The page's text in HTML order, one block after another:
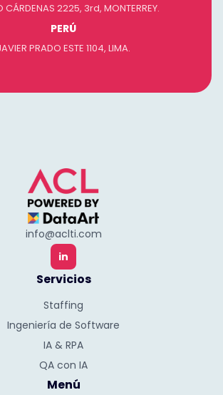
CÁRDENAS 2225, 3rd, MONTERREY.
PERÚ
PRADO ESTE 1104, LIMA.
info@aclti.com
in
Servicios
Staffing
Ingeniería de Software
IA & RPA
QA con IA
Menú